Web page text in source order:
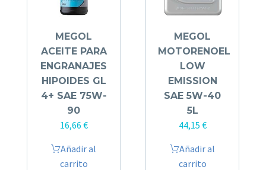
MEGOL
ACEITE PARA
ENGRANAJES
HIPOIDES GL
4+ SAE 75W-
90
16,66 €
Añadir al
carrito
MEGOL
MOTORENOEL
LOW
EMISSION
SAE 5W-40
5L
44,15 €
Añadir al
carrito